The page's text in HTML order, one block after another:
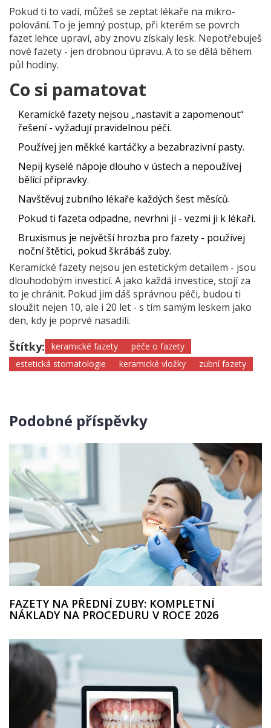
Pokud ti to vadí, můžeš se zeptat lékaře na mikro-
polování. To je jemný postup, při kterém se povrch
fazet lehce upraví, aby znovu získaly lesk. Nepotřebuješ
nové fazety - jen drobnou úpravu. A to se dělá během
půl hodiny.
Co si pamatovat
Keramické fazety nejsou „nastavit a zapomenout“
řešení - vyžadují pravidelnou péči.
Používej jen měkké kartáčky a bezabrazivní pasty.
Nepij kyselé nápoje dlouho v ústech a nepoužívej
bělící přípravky.
Navštěvuj zubního lékaře každých šest měsíců.
Pokud ti fazeta odpadne, nevrhni ji - vezmi ji k lékaři.
Bruxismus je největší hrozba pro fazety - používej
noční štětici, pokud škrábáš zuby.
Keramické fazety nejsou jen estetickým detailem - jsou
dlouhodobým investicí. A jako každá investice, stojí za
to je chránit. Pokud jim dáš správnou péči, budou ti
sloužit nejen 10, ale i 20 let - s tím samým leskem jako
den, kdy je poprvé nasadili.
Štítky: keramické fazety
péče o fazety
estetická stomatologie
keramické vložky zubní fazety
Podobné příspěvky
FAZETY NA PŘEDNÍ ZUBY: KOMPLETNÍ
NÁKLADY NA PROCEDURU V ROCE 2026